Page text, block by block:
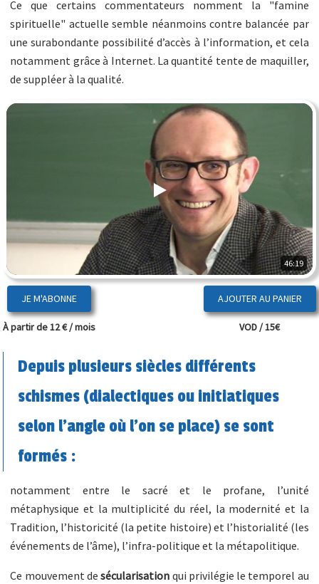
Ce que certains commentateurs nomment la "famine
spirituelle" actuelle semble néanmoins contre balancée par
une surabondante possibilité d’accès à l’information, et cela
notamment grâce à Internet. La quantité tente de maquiller,
de suppléer à la qualité.
46:19
JE M'ABONNE
À partir de 12 € / mois VOD / 15€
Depuis plusieurs siècles différents
schismes (dialectiques ou initiatiques
selon l’angle où l’on se place) se sont
formés :
notamment entre le sacré et le profane, l’unité
métaphysique et la multiplicité du réel, la modernité et la
Tradition, l’historicité (la petite histoire) et l’historialité (les
événements de l’âme), l’infra-politique et la métapolitique.
Ce mouvement desécularisation qui privilégie le temporel au